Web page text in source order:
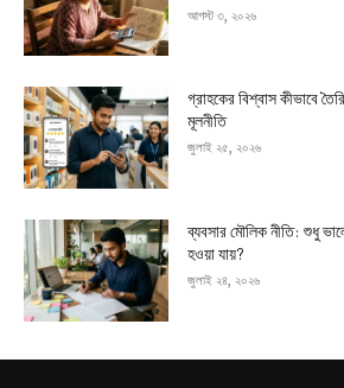
আগস্ট ৩, ২০২৬
গ্রাহকের বিশ্বাস কীভাবে
মূলনীতি
জুলাই ২৫, ২০২৬
ব্যবসার মৌলিক নীতি: শুধু
হওয়া যায়?
জুলাই ২৪, ২০২৬